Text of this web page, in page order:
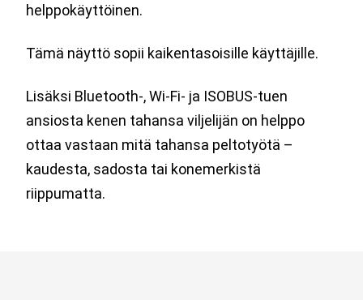
helppokäyttöinen.
Tämä näyttö sopii kaikentasoisille käyttäjille.
Lisäksi Bluetooth-, Wi-Fi- ja ISOBUS-tuen
ansiosta kenen tahansa viljelijän on helppo
ottaa vastaan mitä tahansa peltotyötä –
kaudesta, sadosta tai konemerkistä
riippumatta.